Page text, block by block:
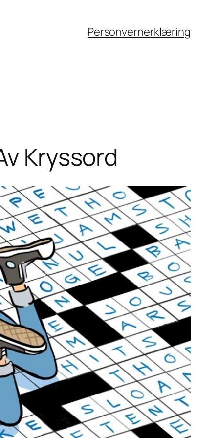
Personvernerklæring
Kryssord